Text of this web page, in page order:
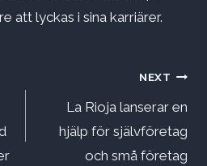
att lyckas i sina karriärer.
NEXT
La Rioja lanserar en
hjälp för självföretag
och små företag